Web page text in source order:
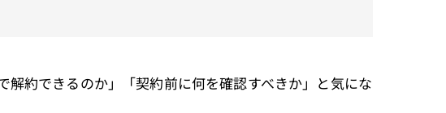
解約できるのか」「契約前に何を確認すべきか」と気にな